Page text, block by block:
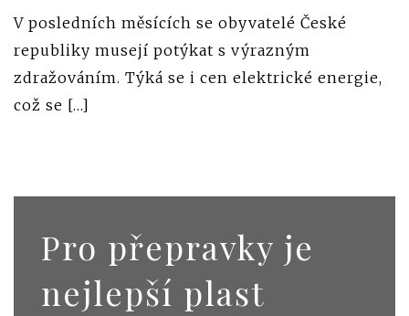
V posledních měsících se obyvatelé České
republiky musejí potýkat s výrazným
zdražováním. Týká se i cen elektrické energie,
což se […]
Pro přepravky je
nejlepší plast